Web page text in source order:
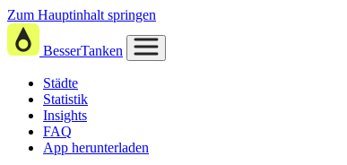
Zum Hauptinhalt springen
BesserTanken
Städte
Statistik
Insights
FAQ
App herunterladen